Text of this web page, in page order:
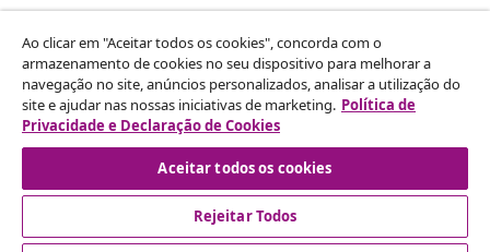
vidaXL
Descubra mais
Ao clicar em "Aceitar todos os cookies", concorda com o
armazenamento de cookies no seu dispositivo para melhorar a
navegação no site, anúncios personalizados, analisar a utilização do
site e ajudar nas nossas iniciativas de marketing. Política de
Privacidade e Declaração de Cookies
Aceitar todos os cookies
Rejeitar Todos